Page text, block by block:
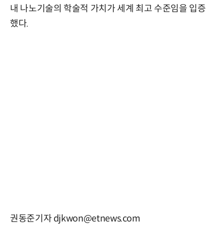
내 나노기술의 학술적 가치가 세계 최고 수준임을 입증
했다.
권동준기자 djkwon@etnews.com